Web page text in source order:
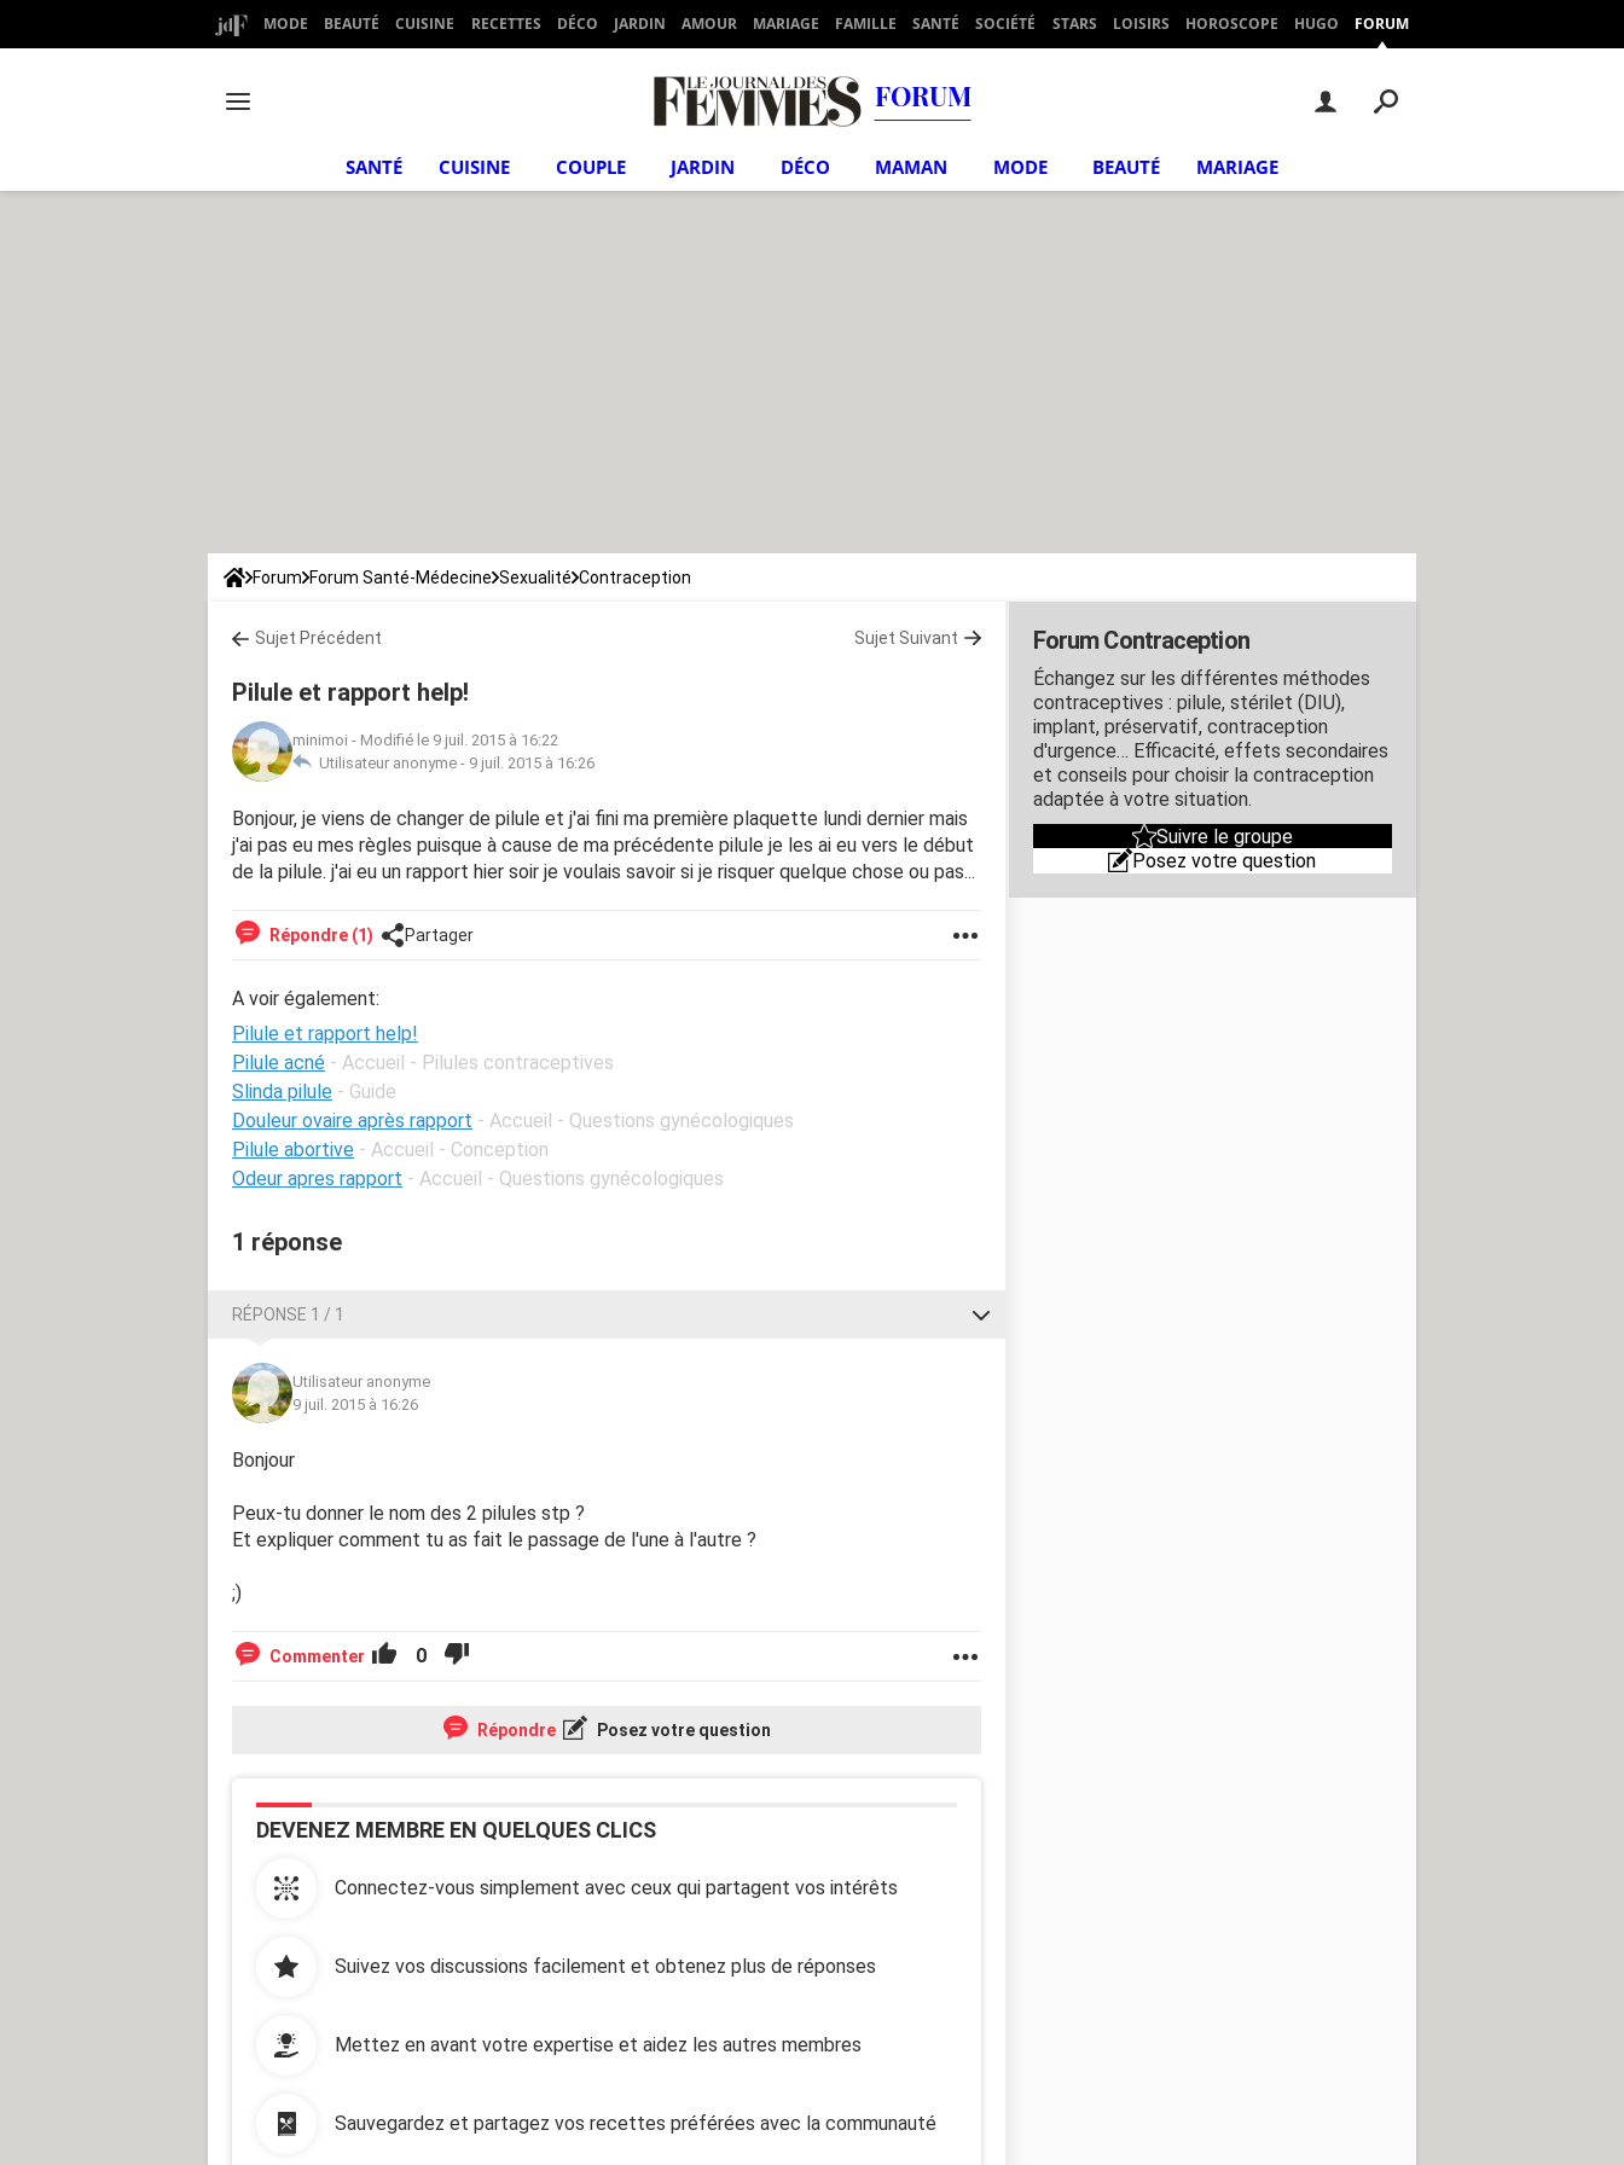
MODE BEAUTÉ CUISINE RECETTES DÉCO JARDIN AMOUR MARIAGE FAMILLE SANTÉ SOCIÉTÉ STARS LOISIRS HOROSCOPE HUGO FORUM
FORUM
SANTÉ CUISINE COUPLE JARDIN DÉCO MAMAN MODE BEAUTÉ MARIAGE
Forum Forum Santé-Médecine Sexualité Contraception
Sujet Précédent Sujet Suivant
Pilule et rapport help!
minimoi - Modifié le 9 juil. 2015 à 16:22
Utilisateur anonyme - 9 juil. 2015 à 16:26
Bonjour, je viens de changer de pilule et j'ai fini ma première plaquette lundi dernier mais
j'ai pas eu mes règles puisque à cause de ma précédente pilule je les ai eu vers le début
de la pilule. j'ai eu un rapport hier soir je voulais savoir si je risquer quelque chose ou pas...
Répondre (1) Partager
A voir également:
Pilule et rapport help!
Pilule acné - Accueil - Pilules contraceptives
Slinda pilule - Guide
Douleur ovaire après rapport - Accueil - Questions gynécologiques
Pilule abortive - Accueil - Conception
Odeur apres rapport - Accueil - Questions gynécologiques
1 réponse
RÉPONSE 1 / 1
Utilisateur anonyme
9 juil. 2015 à 16:26
Bonjour
Peux-tu donner le nom des 2 pilules stp ?
Et expliquer comment tu as fait le passage de l'une à l'autre ?
;)
Commenter 0
Répondre Posez votre question
DEVENEZ MEMBRE EN QUELQUES CLICS
Connectez-vous simplement avec ceux qui partagent vos intérêts
Suivez vos discussions facilement et obtenez plus de réponses
Mettez en avant votre expertise et aidez les autres membres
Sauvegardez et partagez vos recettes préférées avec la communauté
Forum Contraception
Échangez sur les différentes méthodes
contraceptives : pilule, stérilet (DIU),
implant, préservatif, contraception
d'urgence… Efficacité, effets secondaires
et conseils pour choisir la contraception
adaptée à votre situation.
Suivre le groupe
Posez votre question